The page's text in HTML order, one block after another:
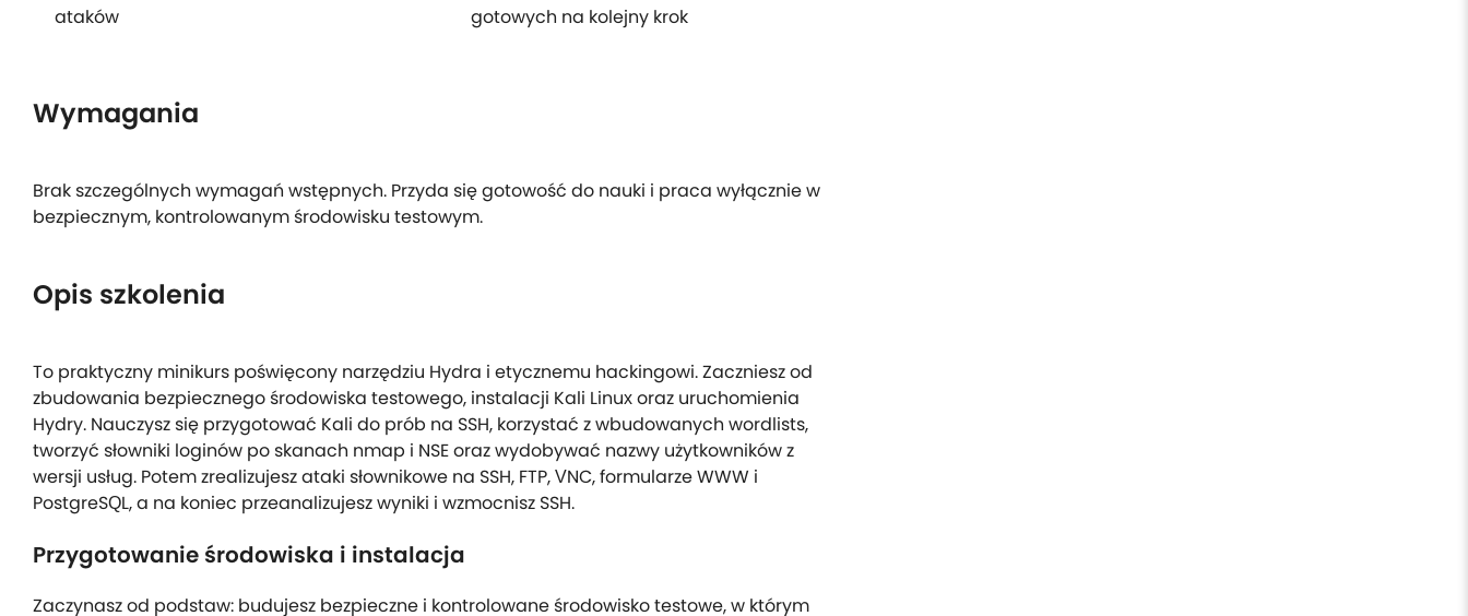
ataków
gotowych na kolejny krok
Wymagania
Brak szczególnych wymagań wstępnych. Przyda się gotowość do nauki i praca wyłącznie w
bezpiecznym, kontrolowanym środowisku testowym.
Opis szkolenia
To praktyczny minikurs poświęcony narzędziu Hydra i etycznemu hackingowi. Zaczniesz od
zbudowania bezpiecznego środowiska testowego, instalacji Kali Linux oraz uruchomienia
Hydry. Nauczysz się przygotować Kali do prób na SSH, korzystać z wbudowanych wordlists,
tworzyć słowniki loginów po skanach nmap i NSE oraz wydobywać nazwy użytkowników z
wersji usług. Potem zrealizujesz ataki słownikowe na SSH, FTP, VNC, formularze WWW i
PostgreSQL, a na koniec przeanalizujesz wyniki i wzmocnisz SSH.
Przygotowanie środowiska i instalacja
Zaczynasz od podstaw: budujesz bezpieczne i kontrolowane środowisko testowe, w którym